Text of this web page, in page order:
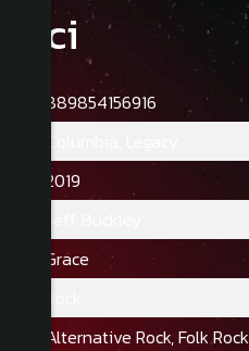
889854156916
2019
Grace
Alternative Rock, Folk Rock